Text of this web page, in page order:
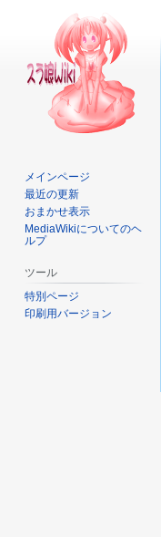
メインページ
最近の更新
おまかせ表示
MediaWikiについてのヘ
ルプ
ツール
特別ページ
印刷用バージョン